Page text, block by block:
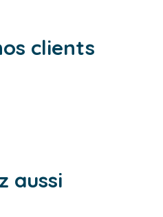
clients
aussi